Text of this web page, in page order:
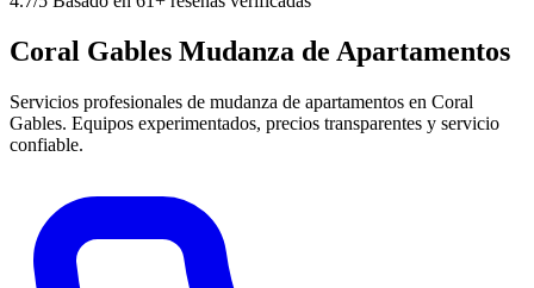
Coral Gables Mudanza de Apartamentos
Servicios profesionales de mudanza de apartamentos en Coral
Gables. Equipos experimentados, precios transparentes y servicio
confiable.